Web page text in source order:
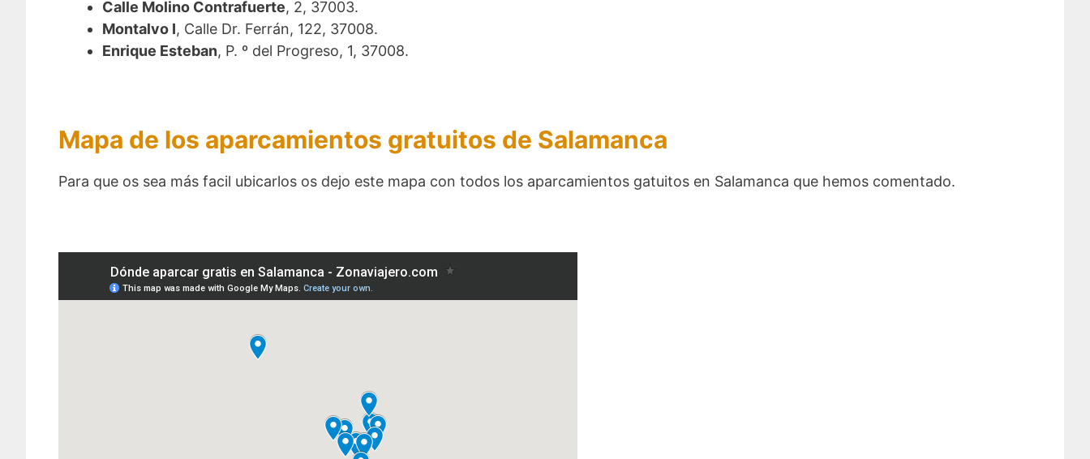
Calle Molino Contrafuerte, 2, 37003.
Montalvo I, Calle Dr. Ferrán, 122, 37008.
Enrique Esteban, P. º del Progreso, 1, 37008.
Mapa de los aparcamientos gratuitos de Salamanca
Para que os sea más facil ubicarlos os dejo este mapa con todos los aparcamientos gatuitos en Salamanca que hemos comentado.